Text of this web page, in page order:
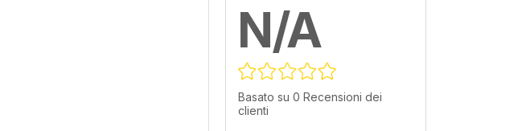
N/A
Basato su 0 Recensioni dei
clienti